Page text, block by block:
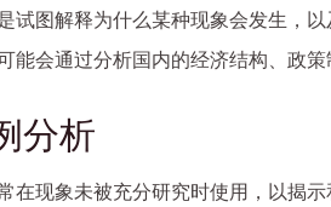
试图解释为什么某种现象会发生，
能会通过分析国内的经济结构、政
分析
在现象未被充分研究时使用，以揭